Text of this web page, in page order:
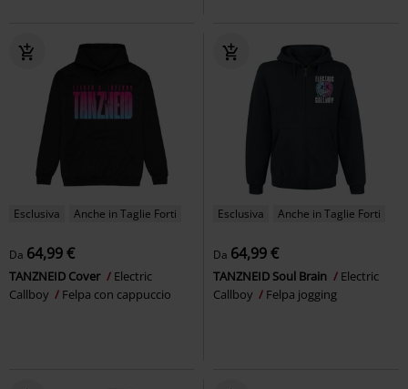
Esclusiva Anche in Taglie Forti
Da 64,99 €
TANZNEID Cover
Electric
Callboy
Felpa con cappuccio
Esclusiva Anche in Taglie Forti
Da 64,99 €
TANZNEID Soul Brain
Electric
Callboy
Felpa jogging